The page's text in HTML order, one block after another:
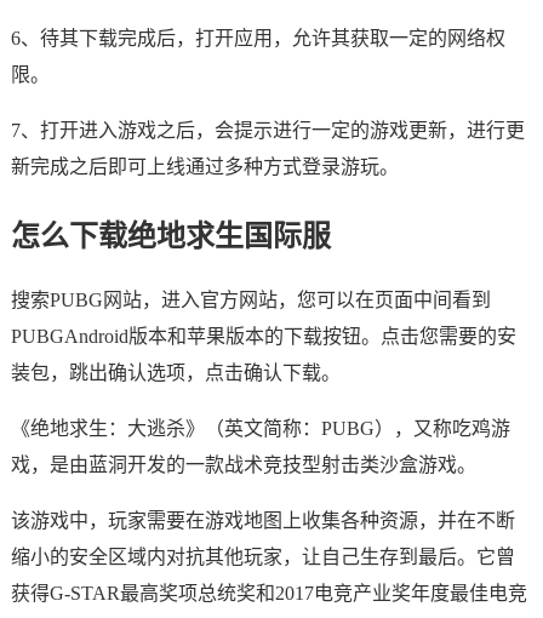
6、待其下载完成后，打开应用，允许其获取一定的网络权
限。
7、打开进入游戏之后，会提示进行一定的游戏更新，进行更
新完成之后即可上线通过多种方式登录游玩。
怎么下载绝地求生国际服
搜索PUBG网站，进入官方网站，您可以在页面中间看到
PUBGAndroid版本和苹果版本的下载按钮。点击您需要的安
装包，跳出确认选项，点击确认下载。
《绝地求生：大逃杀》（英文简称：PUBG），又称吃鸡游
戏，是由蓝洞开发的一款战术竞技型射击类沙盒游戏。
该游戏中，玩家需要在游戏地图上收集各种资源，并在不断
缩小的安全区域内对抗其他玩家，让自己生存到最后。它曾
获得G-STAR最高奖项总统奖和2017电竞产业奖年度最佳电竞